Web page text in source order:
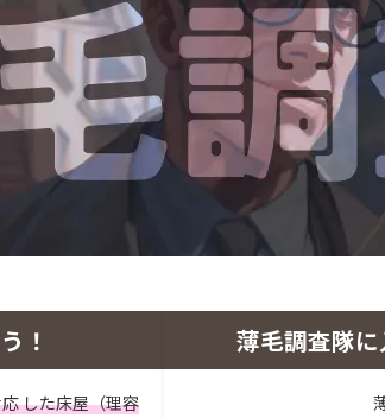
！
した床屋（理容
薄毛調査隊